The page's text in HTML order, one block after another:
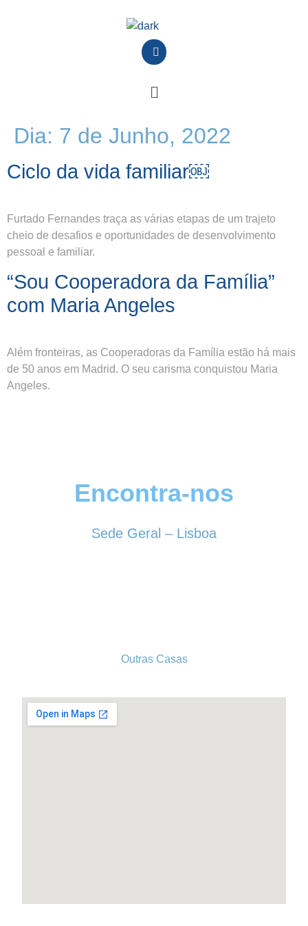
Dia: 7 de Junho, 2022
Ciclo da vida familiar￼
Furtado Fernandes traça as várias etapas de um trajeto
cheio de desafios e oportunidades de desenvolvimento
pessoal e familiar.
“Sou Cooperadora da Família”
com Maria Angeles
Além fronteiras, as Cooperadoras da Família estão há mais
de 50 anos em Madrid. O seu carisma conquistou Maria
Angeles.
Encontra-nos
Sede Geral – Lisboa
Outras Casas